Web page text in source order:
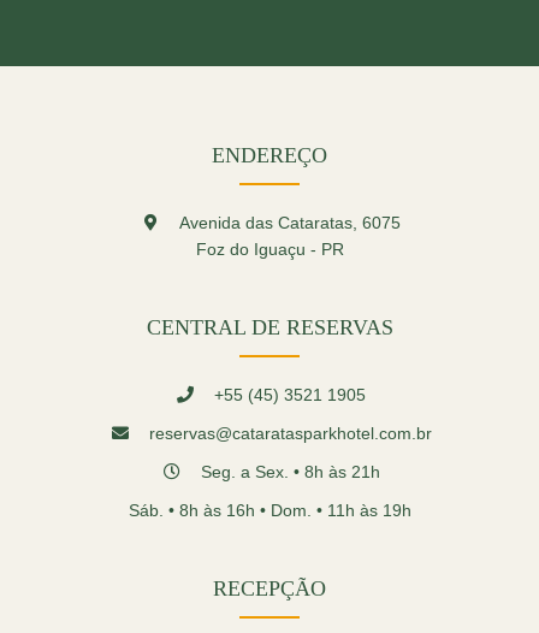
ENDEREÇO
Avenida das Cataratas, 6075
Foz do Iguaçu - PR
CENTRAL DE RESERVAS
+55 (45) 3521 1905
reservas@cataratasparkhotel.com.br
Seg. a Sex. • 8h às 21h
Sáb. • 8h às 16h • Dom. • 11h às 19h
RECEPÇÃO